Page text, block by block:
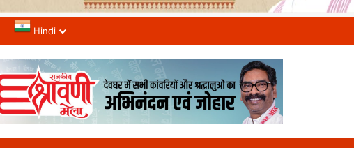
Hindi